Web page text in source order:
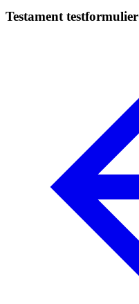
Testament testformulier